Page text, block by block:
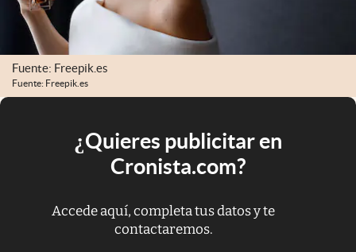
Fuente: Freepik.es
Fuente: Freepik.es
¿Quieres publicitar en
Cronista.com?
Accede aquí, completa tus datos y te
contactaremos.